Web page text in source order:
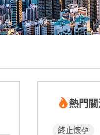
熱門
終止懷孕